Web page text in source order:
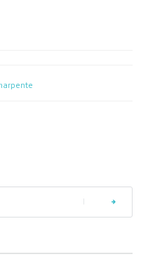
|